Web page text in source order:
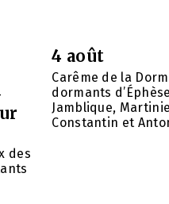
des
4 août
Carême de la
dormants
Jamblique,
Constantin et